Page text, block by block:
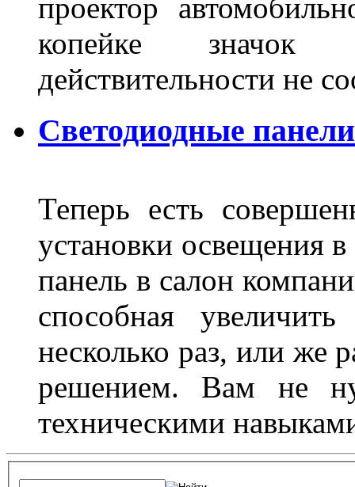
проектор
копейке
действительности не
Светодиодные
Теперь есть
установки освещения
панель в салон
способная
несколько раз, или же
решением. Вам не
техническими